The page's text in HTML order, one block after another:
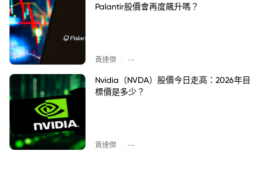
Palantir股價會再度飆升嗎？
黃達傑 --
Nvidia（NVDA）股價今日走高：2026年目
標價是多少？
黃達傑 --